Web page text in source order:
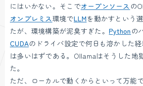
にはいかない。そこでオープンソース の
オンプレミス環境でLLMを動かすという
たが、環境構築が泥臭すぎた。 Python の
CUDAのドライバ設定で何日も溶かした
は多いはずである。Ollamaはそうした地
た。
ただ、ローカルで動くからといって万能で